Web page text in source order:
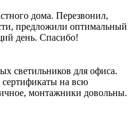
дома. Перезвонил,
предложили оптимальный
день. Спасибо!
светильников для офиса.
на всю
монтажники довольны.